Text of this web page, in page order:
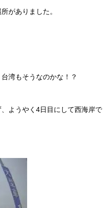
がありました。
湾もそうなのかな！？
ようやく4日目にして西海岸で